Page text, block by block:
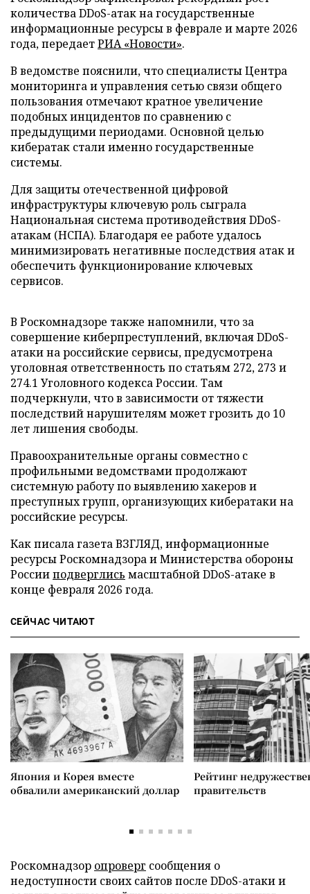
количества DDoS-атак на государственные
информационные ресурсы в феврале и марте 2026
года, передаетРИА «Новости».
В ведомстве пояснили, что специалисты Центра
мониторинга и управления сетью связи общего
пользования отмечают кратное увеличение
подобных инцидентов по сравнению с
предыдущими периодами. Основной целью
кибератак стали именно государственные
системы.
Для защиты отечественной цифровой
инфраструктуры ключевую роль сыграла
Национальная система противодействия DDoS-
атакам (НСПА). Благодаря ее работе удалось
минимизировать негативные последствия атак и
обеспечить функционирование ключевых
сервисов.
В Роскомнадзоре также напомнили, что за
совершение киберпреступлений, включая DDoS-
атаки на российские сервисы, предусмотрена
уголовная ответственность по статьям 272, 273 и
274.1 Уголовного кодекса России. Там
подчеркнули, что в зависимости от тяжести
последствий нарушителям может грозить до 10
лет лишения свободы.
Правоохранительные органы совместно с
профильными ведомствами продолжают
системную работу по выявлению хакеров и
преступных групп, организующих кибератаки на
российские ресурсы.
Как писала газета ВЗГЛЯД, информационные
ресурсы Роскомнадзора и Министерства обороны
Россииподверглись масштабной DDoS-атаке в
конце февраля 2026 года.
СЕЙЧАС ЧИТАЮТ
Япония и Корея вместе
обвалили американский доллар
Рейтинг
правительств
Роскомнадзор опроверг сообщения о
недоступности своих сайтов после DDoS-атаки и